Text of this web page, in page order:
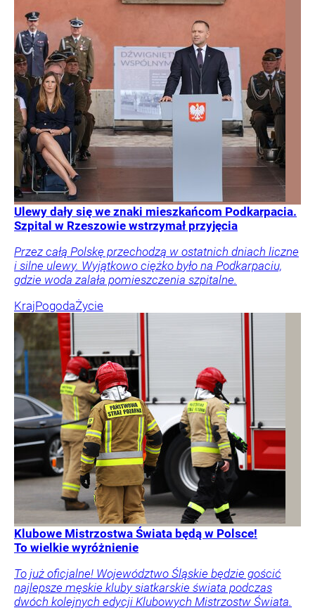
Ulewy dały się we znaki mieszkańcom Podkarpacia.
Szpital w Rzeszowie wstrzymał przyjęcia
Przez całą Polskę przechodzą w ostatnich dniach liczne
i silne ulewy. Wyjątkowo ciężko było na Podkarpaciu,
gdzie woda zalała pomieszczenia szpitalne.
KrajPogodaŻycie
Klubowe Mistrzostwa Świata będą w Polsce!
To wielkie wyróżnienie
To już oficjalne! Województwo Śląskie będzie gościć
najlepsze męskie kluby siatkarskie świata podczas
dwóch kolejnych edycji Klubowych Mistrzostw Świata.